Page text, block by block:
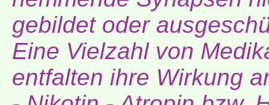
gebildet oder
Eine Vielzahl von
entfalten ihre Wirkung